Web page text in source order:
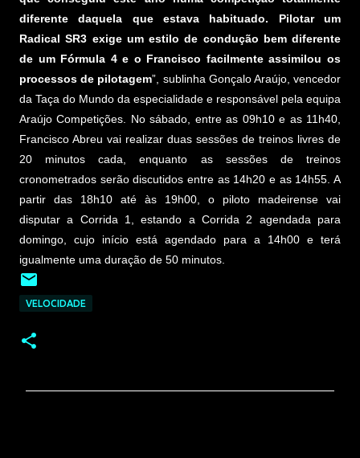
diferente daquela que estava habituado. Pilotar um
Radical SR3 exige um estilo de condução bem diferente
de um Fórmula 4 e o Francisco facilmente assimilou os
processos de pilotagem”, sublinha Gonçalo Araújo, vencedor
da Taça do Mundo da especialidade e responsável pela equipa
Araújo Competições. No sábado, entre as 09h10 e as 11h40,
Francisco Abreu vai realizar duas sessões de treinos livres de
20 minutos cada, enquanto as sessões de treinos
cronometrados serão discutidos entre as 14h20 e as 14h55. A
partir das 18h10 até às 19h00, o piloto madeirense vai
disputar a Corrida 1, estando a Corrida 2 agendada para
domingo, cujo início está agendado para a 14h00 e terá
igualmente uma duração de 50 minutos.
VELOCIDADE